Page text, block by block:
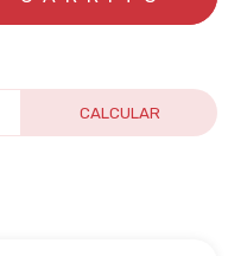
CALCULAR